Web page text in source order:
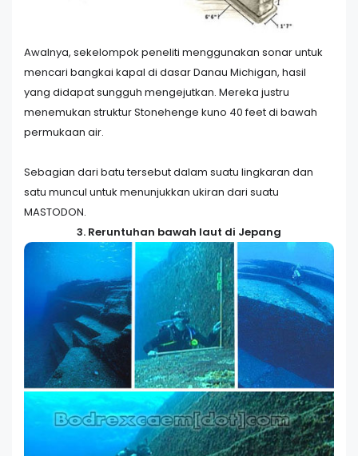
Awalnya, sekelompok peneliti menggunakan sonar untuk
mencari bangkai kapal di dasar Danau Michigan, hasil
yang didapat sungguh mengejutkan. Mereka justru
menemukan struktur Stonehenge kuno 40 feet di bawah
permukaan air.
Sebagian dari batu tersebut dalam suatu lingkaran dan
satu muncul untuk menunjukkan ukiran dari suatu
MASTODON.
3. Reruntuhan bawah laut di Jepang